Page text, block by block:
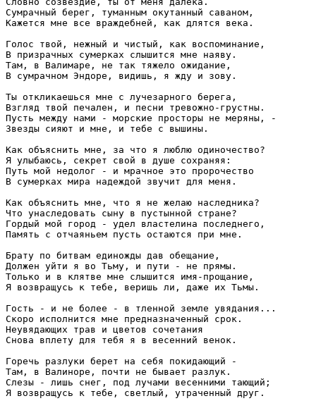
Сумрачный берег, туманным окутанный саваном,
Кажется мне все враждебней, как длятся века.
Голос твой, нежный и чистый, как воспоминание,
В призрачных сумерках слышится мне наяву.
Там, в Валимаре, не так тяжело ожидание,
В сумрачном Эндоре, видишь, я жду и зову.
Ты откликаешься мне с лучезарного берега,
Взгляд твой печален, и песни тревожно-грустны.
Пусть между нами - морские просторы не меряны, -
Звезды сияют и мне, и тебе с вышины.
Как объяснить мне, за что я люблю одиночество?
Я улыбаюсь, секрет свой в душе сохраняя:
Путь мой недолог - и мрачное это пророчество
В сумерках мира надеждой звучит для меня.
Как объяснить мне, что я не желаю наследника?
Что унаследовать сыну в пустынной стране?
Гордый мой город - удел властелина последнего,
Память с отчаяньем пусть остаются при мне.
Брату по битвам единожды дав обещание,
Должен уйти я во Тьму, и пути - не прямы.
Только и в клятве мне слышится имя-прощание,
Я возвращусь к тебе, веришь ли, даже их Тьмы.
Гость - и не более - в тленной земле увядания...
Скоро исполнится мне предназначенный срок.
Неувядающих трав и цветов сочетания
Снова вплету для тебя я в весенний венок.
Горечь разлуки берет на себя покидающий -
Там, в Валиноре, почти не бывает разлук.
Слезы - лишь снег, под лучами весенними тающий;
Я возвращусь к тебе, светлый, утраченный друг.